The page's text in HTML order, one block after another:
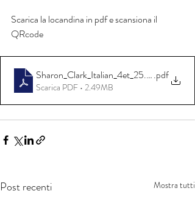
Scarica la locandina in pdf e scansiona il
QRcode
Sharon_Clark_Italian_4et_25.04_A4
.pdf
Scarica PDF • 2.49MB
Post recenti Mostra tutti